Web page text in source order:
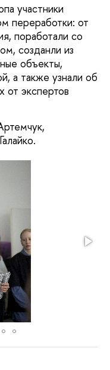
участники
переработки: от
поработали со
созданли из
объекты,
а также узнали об
от экспертов